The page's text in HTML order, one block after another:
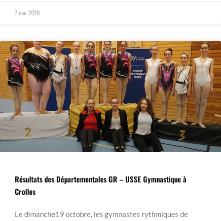
7 mai 2026
Résultats des Départementales GR – USSE Gymnastique à
Crolles
Le dimanche19 octobre, les gymnastes rythmiques de